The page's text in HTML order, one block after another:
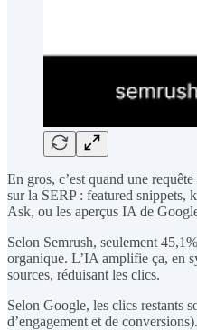
En gros, c’est quand une
sur la SERP : featured snippets,
Ask, ou les aperçus IA de
Selon Semrush, seulement
organique. L’IA amplifie ça, en
sources, réduisant les clics.
Selon Google, les clics restants
d’engagement et de conversions).